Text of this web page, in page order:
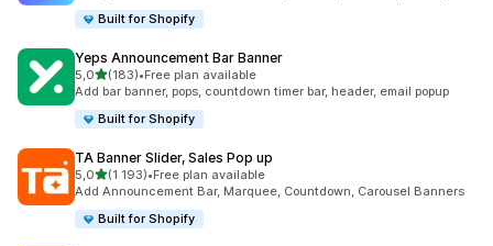
Built for Shopify
Yeps Announcement Bar Banner
5,0na 5 gwiazdek
(183)
Łączna liczba recenzji: 183
•Free plan available
Add bar banner, pops, countdown timer bar, header, email popup
Built for Shopify
TA Banner Slider, Sales Pop up
5,0na 5 gwiazdek
(1 193)
Łączna liczba recenzji: 1193
•Free plan available
Add Announcement Bar, Marquee, Countdown, Carousel Banners
Built for Shopify